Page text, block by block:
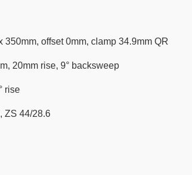
offset 0mm, clamp 34.9mm QR
20mm rise, 9° backsweep
rise
ZS 44/28.6